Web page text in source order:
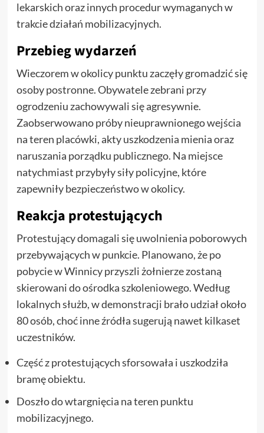
lekarskich oraz innych procedur wymaganych w
trakcie działań mobilizacyjnych.
Przebieg wydarzeń
Wieczorem w okolicy punktu zaczęły gromadzić się
osoby postronne. Obywatele zebrani przy
ogrodzeniu zachowywali się agresywnie.
Zaobserwowano próby nieuprawnionego wejścia
na teren placówki, akty uszkodzenia mienia oraz
naruszania porządku publicznego. Na miejsce
natychmiast przybyły siły policyjne, które
zapewniły bezpieczeństwo w okolicy.
Reakcja protestujących
Protestujący domagali się uwolnienia poborowych
przebywających w punkcie. Planowano, że po
pobycie w Winnicy przyszli żołnierze zostaną
skierowani do ośrodka szkoleniowego. Według
lokalnych służb, w demonstracji brało udział około
80 osób, choć inne źródła sugerują nawet kilkaset
uczestników.
Część z protestujących sforsowała i uszkodziła
bramę obiektu.
Doszło do wtargnięcia na teren punktu
mobilizacyjnego.